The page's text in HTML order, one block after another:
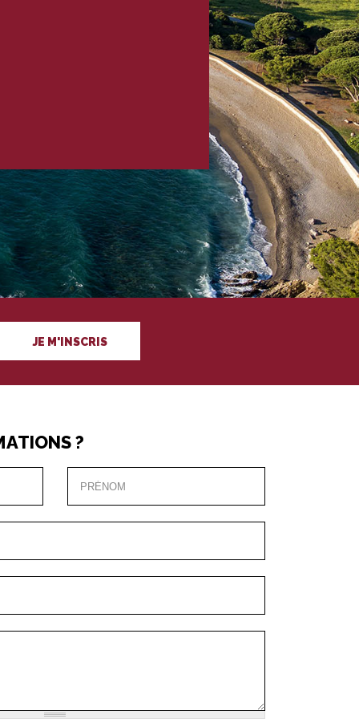
JE M'INSCRIS
?